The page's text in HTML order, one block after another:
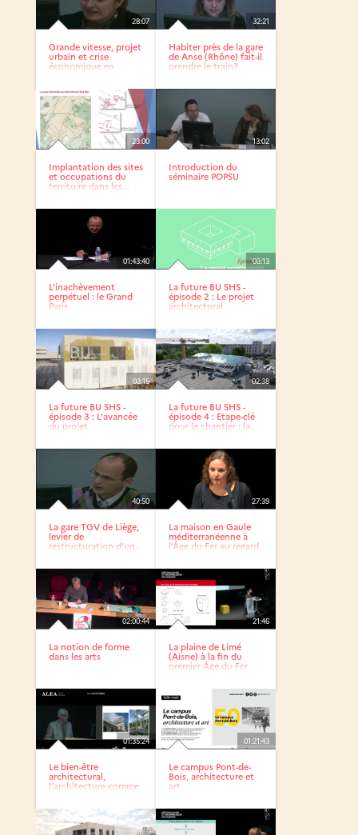
28:07
Grande vitesse, projet
urbain et crise
économique en
32:21
Habiter près de la gare
de Anse (Rhône) fait-il
prendre le train?
23:00
Implantation des sites
et occupations du
territoire dans les...
13:02
Introduction du
séminaire POPSU
01:43:40
L’inachèvement
perpétuel : le Grand
Paris
03:13
La future BU SHS -
épisode 2 : Le projet
architectural
03:15
La future BU SHS -
épisode 3 : L'avancée
du projet
02:38
La future BU SHS -
épisode 4 : Etape-clé
pour le chantier : la...
40:50
La gare TGV de Liège,
levier de
restructuration d’un...
27:39
La maison en Gaule
méditerranéenne à
l’Âge du Fer au regard
02:00:44
La notion de forme
dans les arts
21:46
La plaine de Limé
(Aisne) à la fin du
premier Âge du Fer
01:35:24
Le bien-être
architectural,
l’architecture comme
01:21:43
Le campus Pont-de-
Bois, architecture et
art